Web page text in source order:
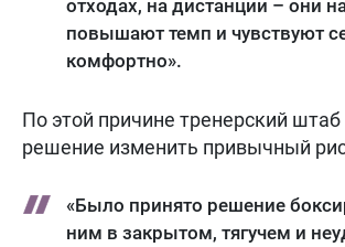
отходах, на дистанции – они
повышают темп и чувствуют
комфортно».
По этой причине тренерский штаб
решение изменить привычный
«Было принято решение
ним в закрытом, тягучем и